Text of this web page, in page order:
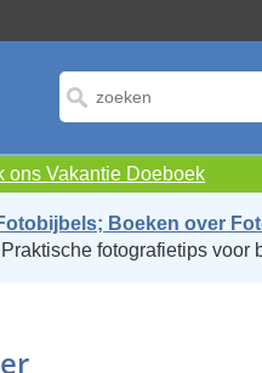
ons Vakantie Doeboek
Boeken over
fotografietips voor